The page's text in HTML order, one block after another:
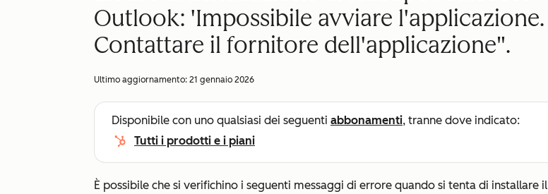
Outlook: 'Impossibile avviare l'applicazione.
Contattare il fornitore dell'applicazione".
Ultimo aggiornamento: 21 gennaio 2026
Disponibile con uno qualsiasi dei seguenti abbonamenti, tranne dove indicato:
Tutti i prodotti e i piani
È possibile che si verifichino i seguenti messaggi di errore quando si tenta di installare il